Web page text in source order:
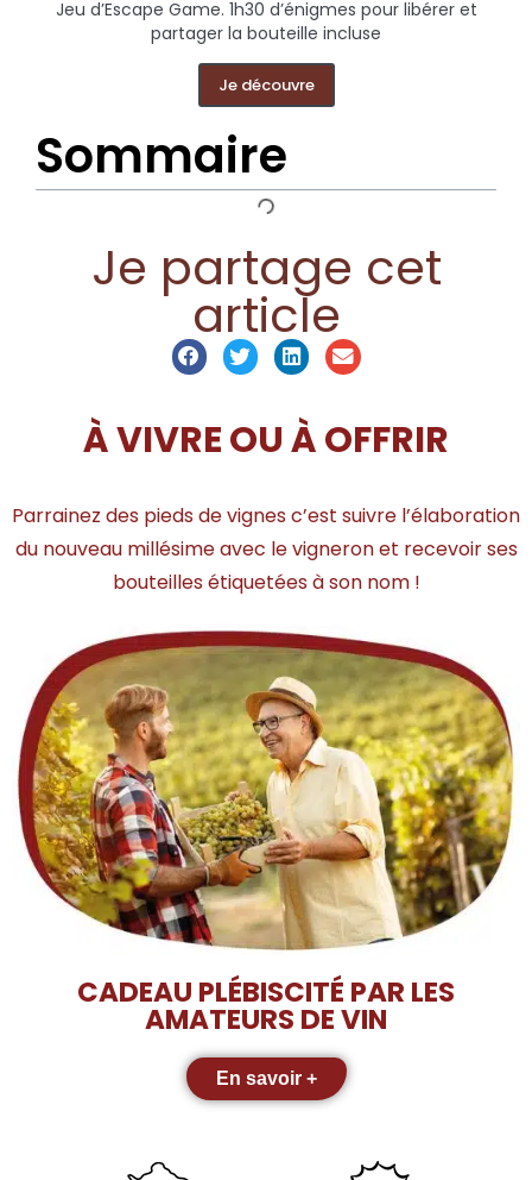
Jeu d’Escape Game. 1h30 d’énigmes pour libérer et
partager la bouteille incluse
Je découvre
Sommaire
Je partage cet
article
À VIVRE OU À OFFRIR
Parrainez des pieds de vignes c’est suivre l’élaboration
du nouveau millésime avec le vigneron et recevoir ses
bouteilles étiquetées à son nom !
CADEAU PLÉBISCITÉ PAR LES
AMATEURS DE VIN
En savoir +